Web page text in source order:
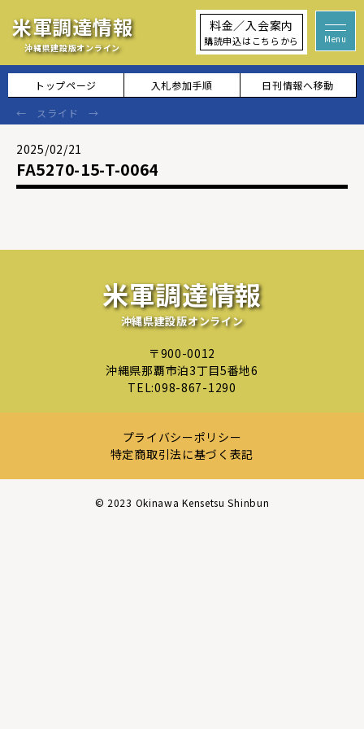
米軍調達情報
沖縄県建設版オンライン
料金／入会案内
購読申込はこちらから
トップページ 入札参加手順 日刊情報へ移動
2025/02/21
FA5270-15-T-0064
米軍調達情報
沖縄県建設版オンライン
〒900-0012
沖縄県那覇市泊3丁目5番地6
TEL:098-867-1290
プライバシーポリシー
特定商取引法に基づく表記
©︎ 2023 Okinawa Kensetsu Shinbun